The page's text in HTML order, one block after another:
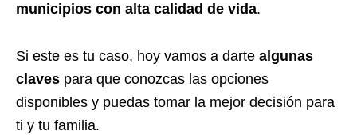
municipios con alta calidad de vida.
Si este es tu caso, hoy vamos a darte algunas
claves para que conozcas las opciones
disponibles y puedas tomar la mejor decisión para
ti y tu familia.